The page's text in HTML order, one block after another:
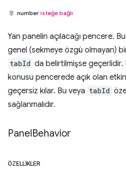
number isteğe bağlı
Yan panelin açılacağı pencere. Bu
genel (sekmeye özgü olmayan)
tabId da belirtilmişse geçerlidir.
konusu pencerede açık olan
geçersiz kılar. Bu veya tabId
sağlanmalıdır.
PanelBehavior
ÖZELLIKLER